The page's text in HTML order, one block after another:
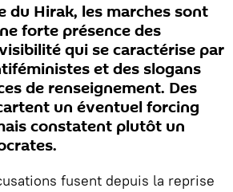
du Hirak, les marches sont
forte présence des
qui se caractérise par
et des slogans
de renseignement. Des
un éventuel forcing
constatent plutôt un
fusent depuis la reprise